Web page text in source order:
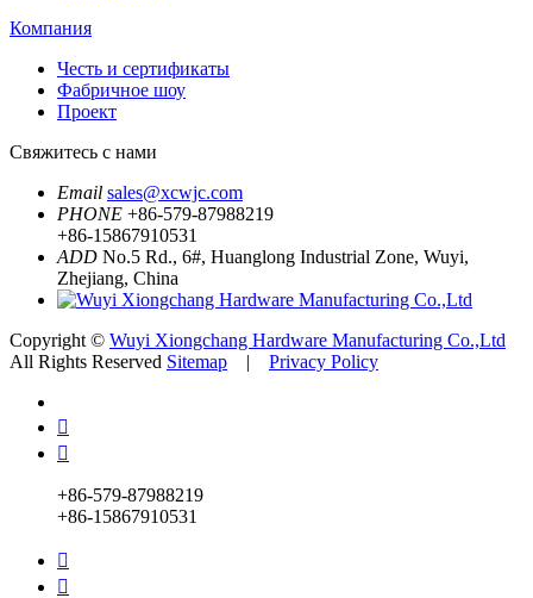
Компания
Честь и сертификаты
Фабричное шоу
Проект
Свяжитесь с нами
Email sales@xcwjc.com
PHONE +86-579-87988219
+86-15867910531
ADD No.5 Rd., 6#, Huanglong Industrial Zone, Wuyi,
Zhejiang, China
Copyright © Wuyi Xiongchang Hardware Manufacturing Co.,Ltd
All Rights Reserved Sitemap | Privacy Policy


+86-579-87988219
+86-15867910531

